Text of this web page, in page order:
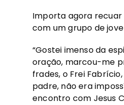
Importa agora recuar
com um grupo de
“Gostei imenso da
oração, marcou-me
frades, o Frei
padre, não era
encontro com Jesus